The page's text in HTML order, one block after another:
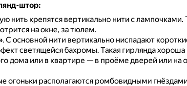
штор:
нить крепятся вертикально нити с лампочками.
на окне, за тюлем.
. С основной нити вертикально ниспадают
светящейся бахромы. Такая гирлянда хороша
дома или в квартире — в проёме дверей или на
огоньки располагаются ромбовидными